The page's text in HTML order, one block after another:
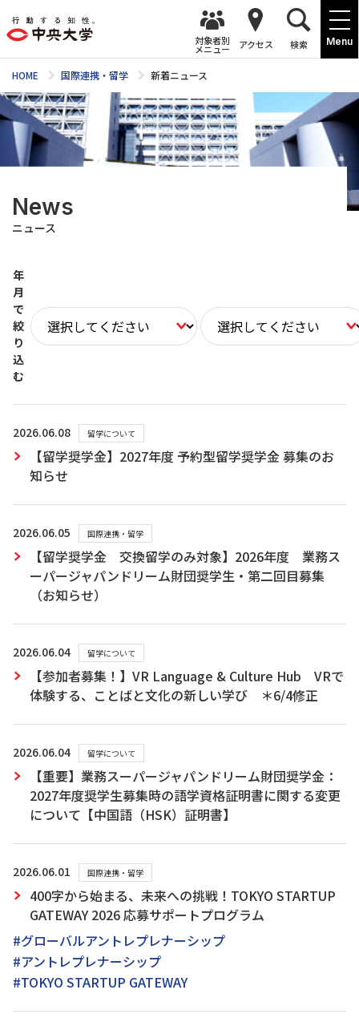
Menu
対象者別
メニュー アクセス 検索
HOME 国際連携・留学 新着ニュース
News
ニュース
年
月
で
絞
り
込
む
2026.06.08 留学について
【留学奨学金】2027年度 予約型留学奨学金 募集のお
知らせ
2026.06.05 国際連携・留学
【留学奨学金 交換留学のみ対象】2026年度 業務ス
ーパージャパンドリーム財団奨学生・第二回目募集
（お知らせ）
2026.06.04 留学について
【参加者募集！】VR Language & Culture Hub VRで
体験する、ことばと文化の新しい学び ＊6/4修正
2026.06.04 留学について
【重要】業務スーパージャパンドリーム財団奨学金：
2027年度奨学生募集時の語学資格証明書に関する変更
について【中国語（HSK）証明書】
2026.06.01 国際連携・留学
400字から始まる、未来への挑戦！TOKYO STARTUP
GATEWAY 2026 応募サポートプログラム
#グローバルアントレプレナーシップ
#アントレプレナーシップ
#TOKYO STARTUP GATEWAY